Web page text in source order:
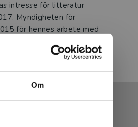
Om
intresse för litteratur
Myndigheten för
för hennes arbete med